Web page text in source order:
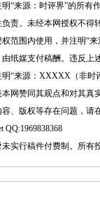
来源：时评界”的所有作
责。未经本网授权不得
范围内使用，并注明“
纸媒支付稿酬。违反上
来源：XXXXX（非时评
网赞同其观点和对其真
版权等存在问题，请在
QQ:1969838368
行稿件付费制。所有投